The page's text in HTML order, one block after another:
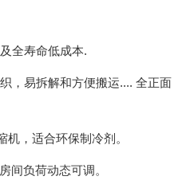
全寿命低成本.
，易拆解和方便搬运.... 全正面
机，适合环保制冷剂。
间负荷动态可调。